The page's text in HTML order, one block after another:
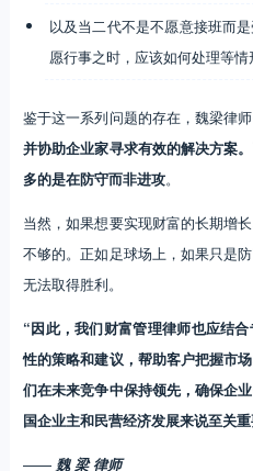
以及当二代不是不愿意接班而
愿行事之时，应该如何处理等情
鉴于这一系列问题的存在，魏梁律师
并协助企业家寻求有效的解决方案
多的是在防守而非进攻。
当然，如果想要实现财富的长期增
不够的。正如足球场上，如果只是
无法取得胜利。
“因此，我们财富管理律师也应结
性的策略和建议，帮助客户把握市
们在未来竞争中保持领先，确保企
国企业主和民营经济发展来说至关
—— 魏 梁 律师